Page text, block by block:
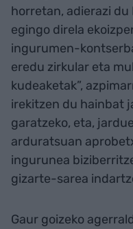
horretan, adierazi
egingo direla
ingurumen-
eredu zirkular eta
kudeaketak”,
irekitzen du hainbat
garatzeko, eta,
arduratsuan
ingurunea
gizarte-sarea
Gaur goizeko